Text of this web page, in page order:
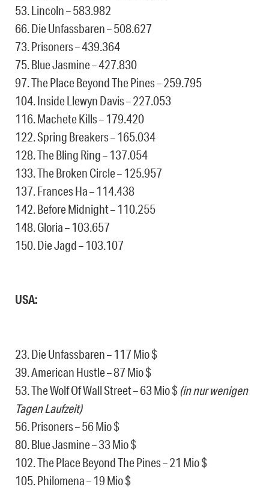
53. Lincoln – 583.982
66. Die Unfassbaren – 508.627
73. Prisoners – 439.364
75. Blue Jasmine – 427.830
97. The Place Beyond The Pines – 259.795
104. Inside Llewyn Davis – 227.053
116. Machete Kills – 179.420
122. Spring Breakers – 165.034
128. The Bling Ring – 137.054
133. The Broken Circle – 125.957
137. Frances Ha – 114.438
142. Before Midnight – 110.255
148. Gloria – 103.657
150. Die Jagd – 103.107
USA:
23. Die Unfassbaren – 117 Mio $
39. American Hustle – 87 Mio $
53. The Wolf Of Wall Street – 63 Mio $(in nur wenigen
Tagen Laufzeit)
56. Prisoners – 56 Mio $
80. Blue Jasmine – 33 Mio $
102. The Place Beyond The Pines – 21 Mio $
105. Philomena – 19 Mio $